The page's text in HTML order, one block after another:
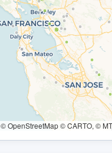
© OpenStreetMap © CARTO, ©